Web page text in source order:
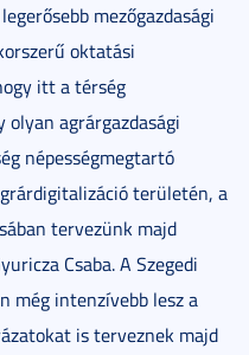
mezőgazdasági
oktatási
itt a térség
olyan agrárgazdasági
népességmegtartó
területén, a
tervezünk majd
Csaba. A Szegedi
még intenzívebb lesz a
is terveznek majd